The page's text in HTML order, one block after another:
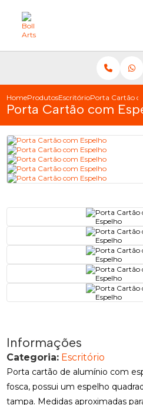
HomeProdutosEscritórioPorta Cartão
Porta Cartão com
Informações
Categoria: Escritório
Porta cartão de alumínio com
fosca, possui um espelho
tampa. Medidas aproximadas